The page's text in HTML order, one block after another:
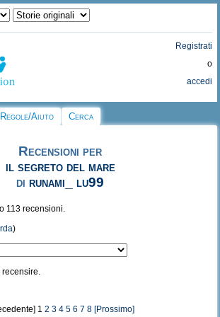
Registrati
o
accedi
Regole/Aiuto Cerca
Recensioni per
il segreto del mare
dirunami_ lu99
113 recensioni.
)
recensire.
1 2 3 4 5 6 7 8 [Prossimo]